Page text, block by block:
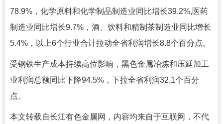
78.9%，化学原料和化学制品制造业同比增长39.2%,医药
制造业同比增长9.7%，酒、饮料和精制茶制造业同比增长
5.4%，以上6个行业合计拉动全省利润增长8.8个百分点。
受钢铁生产成本持续高位影响，黑色金属冶炼和压延加工
业利润总额同比下降94.5%，下拉全省利润32.1个百分
点。
本文转载自长江有色金属网，内容均来自于互联网，不代